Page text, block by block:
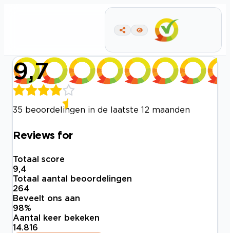
9,7
35 beoordelingen in de laatste 12 maanden
Reviews for
Totaal score
9,4
Totaal aantal beoordelingen
264
Beveelt ons aan
98%
Aantal keer bekeken
14.816